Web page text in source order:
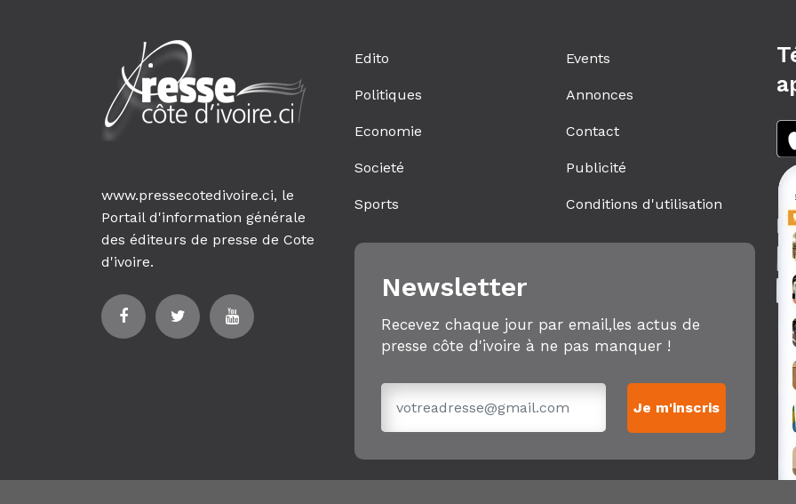
www.pressecotedivoire.ci, le
Portail d'information générale
des éditeurs de presse de Cote
d'ivoire.
Edito
Politiques
Economie
Societé
Sports
Events
Annonces
Contact
Publicité
Conditions d'utilisation
Newsletter
Recevez chaque jour par email,les actus de
presse côte d'ivoire à ne pas manquer !
Je m'inscris